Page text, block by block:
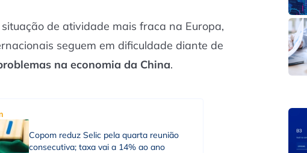
de atividade mais fraca na Europa,
seguem em dificuldade diante de
na economia da China.
Copom reduz Selic pela quarta reunião
consecutiva; taxa vai a 14% ao ano